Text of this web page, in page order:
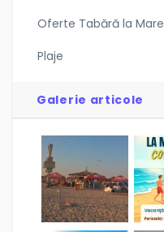
Oferte Tabără la Mare
Plaje
Galerie articole